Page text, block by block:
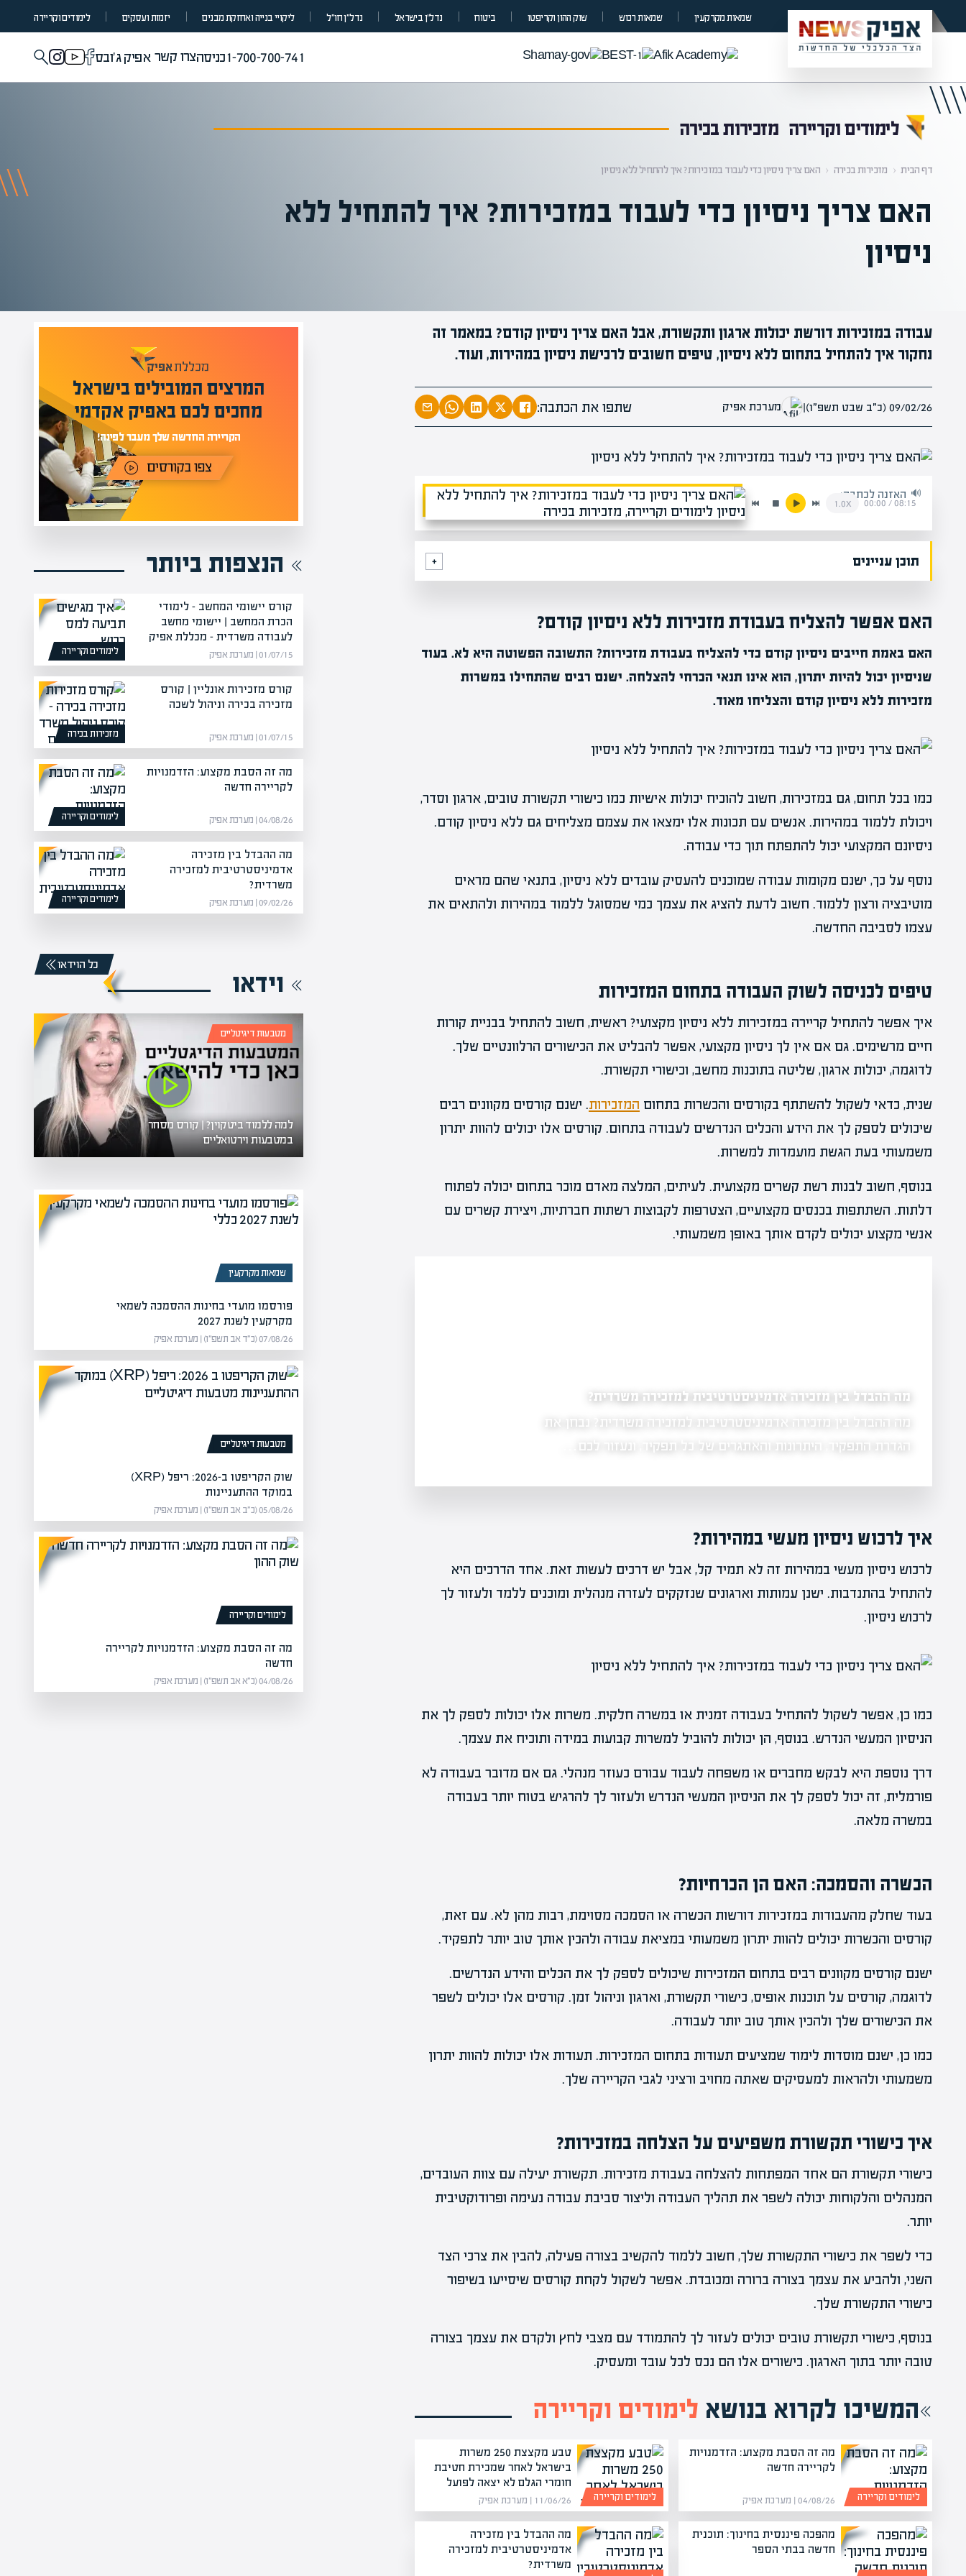
שמאות מקרקעין שמאות רכוש שוק ההון וקריפטו ביטוח נדל”ן בישראל נדל״ן חו״ל ליקויי בנייה ואחזקת מבנים יזמות ועסקים לימודים וקריירה
1-700-700-741כניסהצרו קשר אפיק ג'ובס
לימודים וקריירה מזכירות בכירה
דף הבית ‹ מזכירות בכירה ‹ האם צריך ניסיון כדי לעבוד במזכירות? איך להתחיל ללא ניסיון
האם צריך ניסיון כדי לעבוד במזכירות? איך להתחיל ללא
ניסיון
עבודה במזכירות דורשת יכולות ארגון ותקשורת, אבל האם צריך ניסיון קודם? במאמר זה
נחקור איך להתחיל בתחום ללא ניסיון, טיפים חשובים לרכישת ניסיון במהירות, ועוד.
09/02/26 (כ״ב שבט תשפ״ו) | מערכת אפיק שתפו את הכתבה:
האזנה לכתבה:
08:15
/
00:00
1.0x
תוכן עניינים
האם אפשר להצליח בעבודת מזכירות ללא ניסיון קודם?
האם באמת חייבים ניסיון קודם כדי להצליח בעבודת מזכירות? התשובה הפשוטה היא לא. בעוד
שניסיון יכול להיות יתרון, הוא אינו תנאי הכרחי להצלחה. ישנם רבים שהתחילו במשרות
מזכירות ללא ניסיון קודם והצליחו מאוד.
כמו בכל תחום, גם במזכירות, חשוב להוכיח יכולות אישיות כמו כישורי תקשורת טובים, ארגון וסדר,
ויכולת ללמוד במהירות. אנשים עם תכונות אלו ימצאו את עצמם מצליחים גם ללא ניסיון קודם.
ניסיונם המקצועי יכול להתפתח תוך כדי עבודה.
נוסף על כך, ישנם מקומות עבודה שמוכנים להעסיק עובדים ללא ניסיון, בתנאי שהם מראים
מוטיבציה ורצון ללמוד. חשוב לדעת להציג את עצמך כמי שמסוגל ללמוד במהירות ולהתאים את
עצמו לסביבה החדשה.
טיפים לכניסה לשוק העבודה בתחום המזכירות
איך אפשר להתחיל קריירה במזכירות ללא ניסיון מקצועי? ראשית, חשוב להתחיל בבניית קורות
חיים מרשימים. גם אם אין לך ניסיון מקצועי, אפשר להבליט את הכישורים הרלוונטיים שלך.
לדוגמה, יכולות ארגון, שליטה בתוכנות מחשב, וכישורי תקשורת.
שנית, כדאי לשקול להשתתף בקורסים והכשרות בתחום המזכירות. ישנם קורסים מקוונים רבים
שיכולים לספק לך את הידע והכלים הנדרשים לעבודה בתחום. קורסים אלו יכולים להוות יתרון
משמעותי בעת הגשת מועמדות למשרות.
בנוסף, חשוב לבנות רשת קשרים מקצועית. לעיתים, המלצה מאדם מוכר בתחום יכולה לפתוח
דלתות. השתתפות בכנסים מקצועיים, הצטרפות לקבוצות רשתות חברתיות, ויצירת קשרים עם
אנשי מקצוע יכולים לקדם אותך באופן משמעותי.
לתלמידי
מה ההבדל בין מזכירה אדמיניסטרטיבית למזכירה משרדית?
מה ההבדל בין מזכירה אדמיניסטרטיבית למזכירה משרדית? נבחן את
הגדרת התפקיד, היתרונות והאתגרים של כל תפקיד, ונעזור לכם…
הכי מבוקשים בעבודת המזכירות, ואיך לבדוק את…
איך לרכוש ניסיון מעשי במהירות?
לרכוש ניסיון מעשי במהירות זה לא תמיד קל, אבל יש דרכים לעשות זאת. אחד הדרכים היא
להתחיל בהתנדבות. ישנן עמותות וארגונים שנזקקים לעזרה מנהלית ומוכנים ללמד ולעזור לך
לרכוש ניסיון.
כמו כן, אפשר לשקול להתחיל בעבודה זמנית או במשרה חלקית. משרות אלו יכולות לספק לך את
הניסיון המעשי הנדרש. בנוסף, הן יכולות להוביל למשרות קבועות במידה ותוכיח את עצמך.
דרך נוספת היא לבקש מחברים או משפחה לעבוד עבורם כעוזר מנהלי. גם אם מדובר בעבודה לא
פורמלית, זה יכול לספק לך את הניסיון המעשי הנדרש ולעזור לך להרגיש בטוח יותר בעבודה
במשרה מלאה.
הכשרה והסמכה: האם הן הכרחיות?
בעוד שחלק מהעבודות במזכירות דורשות הכשרה או הסמכה מסוימת, רבות מהן לא. עם זאת,
קורסים והכשרות יכולים להוות יתרון משמעותי במציאת עבודה ולהכין אותך טוב יותר לתפקיד.
ישנם קורסים מקוונים רבים בתחום המזכירות שיכולים לספק לך את הכלים והידע הנדרשים.
לדוגמה, קורסים על תוכנות אופיס, כישורי תקשורת, וארגון וניהול זמן. קורסים אלו יכולים לשפר
את הכישורים שלך ולהכין אותך טוב יותר לעבודה.
כמו כן, ישנם מוסדות לימוד שמציעים תעודות בתחום המזכירות. תעודות אלו יכולות להוות יתרון
משמעותי ולהראות למעסיקים שאתה מחויב ורציני לגבי הקריירה שלך.
איך כישורי תקשורת משפיעים על הצלחה במזכירות?
כישורי תקשורת הם אחד המפתחות להצלחה בעבודת מזכירות. תקשורת יעילה עם צוות העובדים,
המנהלים והלקוחות יכולה לשפר את תהליך העבודה וליצור סביבת עבודה נעימה ופרודוקטיבית
יותר.
כדי לשפר את כישורי התקשורת שלך, חשוב ללמוד להקשיב בצורה פעילה, להבין את צרכי הצד
השני, ולהביע את עצמך בצורה ברורה ומכובדת. אפשר לשקול לקחת קורסים שיסייעו בשיפור
כישורי התקשורת שלך.
בנוסף, כישורי תקשורת טובים יכולים לעזור לך להתמודד עם מצבי לחץ ולקדם את עצמך בצורה
טובה יותר בתוך הארגון. כישורים אלו הם נכס לכל עובד ומעסיק.
המשיכו לקרוא בנושא לימודים וקריירה
מה זה הסבת מקצוע: הזדמנויות
לקריירה חדשה
04/08/26 | מערכת אפיק לימודים וקריירה
טבע מקצצת 250 משרות
בישראל לאחר שמכירת חטיבת
חומרי הגלם לא יצאה לפועל
11/06/26 | מערכת אפיק לימודים וקריירה
מהפכה פיננסית בחינוך: תוכנית
חדשה בבתי הספר
מה ההבדל בין מזכירה
אדמיניסטרטיבית למזכירה
משרדית?
מחכים לכם באתר
המרצים המובילים בישראל
מחכים לכם באפיק אקדמי
הקריירה החדשה שלך מעבר לפינה!
הנצפות ביותר
לימודים וקריירה
קורס יישומי המחשב – לימודי
הכרת המחשב | יישומי מחשב
לעבודה משרדית – מכללת אפיק
01/07/15 | מערכת אפיק
מזכירות בכירה
קורס מזכירות אונליין | קורס
מזכירה בכירה וניהול לשכה
01/07/15 | מערכת אפיק
לימודים וקריירה
מה זה הסבת מקצוע: הזדמנויות
לקריירה חדשה
04/08/26 | מערכת אפיק
לימודים וקריירה
מה ההבדל בין מזכירה
אדמיניסטרטיבית למזכירה
משרדית?
09/02/26 | מערכת אפיק
וידאו
כל הוידאו
מטבעות דיגיטליים
למה ללמוד ביטקוין? | קורס מסחר
במטבעות וירטואליים
שמאות מקרקעין
פורסמו מועדי בחינות ההסמכה לשמאי
מקרקעין לשנת 2027
07/08/26 (כ״ד אב תשפ״ו) | מערכת אפיק
מטבעות דיגיטליים
שוק הקריפטו ב-2026: ריפל (XRP)
במוקד ההתעניינות
05/08/26 (כ״ב אב תשפ״ו) | מערכת אפיק
לימודים וקריירה
מה זה הסבת מקצוע: הזדמנויות לקריירה
חדשה
04/08/26 (כ״א אב תשפ״ו) | מערכת אפיק